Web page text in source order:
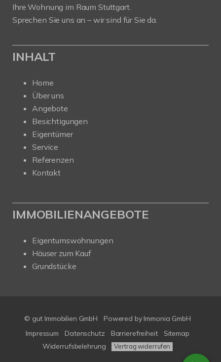
Ihre Wohnung im Raum Stuttgart.
Sprechen Sie uns an – wir sind für Sie da.
INHALT
Home
Über uns
Angebote
Besichtigungen
Eigentümer
Service
Referenzen
Kontakt
IMMOBILIENANGEBOTE
Eigentumswohnungen
Häuser zum Kauf
Grundstücke
© gut Immobilien GmbH Powered by Immonia GmbH
Impressum
Datenschutz Barrierefreiheit
Sitemap
Widerrufsbelehrung
Vertrag widerrufen